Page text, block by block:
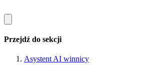
Przejdź do sekcji
Asystent AI winnicy